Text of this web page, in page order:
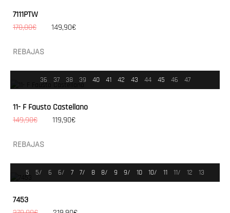
7111PTW
170,00€
149,90€
REBAJAS
36 37 38 39 40 41 42 43 44 45 46 47
11- F Fausto Castellano
149,90€
119,90€
REBAJAS
5 5/ 6 6/ 7 7/ 8 8/ 9 9/ 10 10/ 11 11/ 12 13
7453